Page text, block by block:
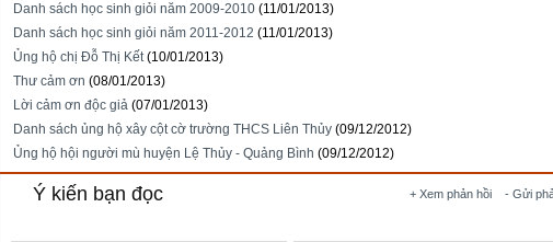
Danh sách học sinh giỏi năm 2009-2010 (11/01/2013)
Danh sách học sinh giỏi năm 2011-2012 (11/01/2013)
Ủng hộ chị Đỗ Thị Kết (10/01/2013)
Thư cảm ơn (08/01/2013)
Lời cảm ơn độc giả (07/01/2013)
Danh sách ủng hộ xây cột cờ trường THCS Liên Thủy (09/12/2012)
Ủng hộ hội người mù huyện Lệ Thủy - Quảng Bình (09/12/2012)
+ Xem phản hồi - Gửi
Ý kiến bạn đọc